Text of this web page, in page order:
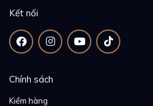
hồng 18k sẵn sàng chinh
Kết nối
Chính sách
Kiểm hàng